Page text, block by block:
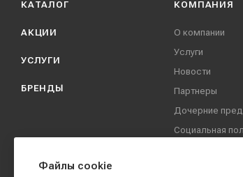
КАТАЛОГ
АКЦИИ
УСЛУГИ
БРЕНДЫ
КОМПАНИЯ
О компании
Услуги
Новости
Партнеры
Дочерние
Социальная
Файлы cookie